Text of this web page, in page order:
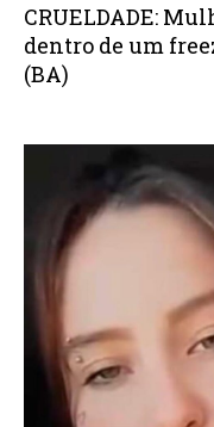
CRUELDADE:
dentro de um
(BA)